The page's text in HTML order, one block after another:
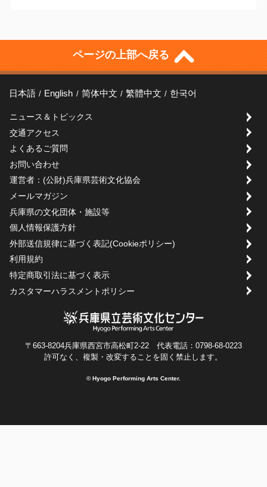
ページの上部へ戻る
日本語 English 简体中文 繁體中文 한국어
ニュース＆トピックス
交通アクセス
よくあるご質問
お問い合わせ
運営者：(公財)兵庫県芸術文化協会
メールマガジン
兵庫県の文化団体・施設等
個人情報保護方針
外部送信規律に基づく表記(Cookieポリシー)
利用規約
特定商取引法に基づく表示
カスタマーハラスメントポリシー
〒663-8204兵庫県西宮市高松町2-22 代表電話：0798-68-0223
許可なく、複製・改変することを固く禁止します。
© Hyogo Performing Arts Center.